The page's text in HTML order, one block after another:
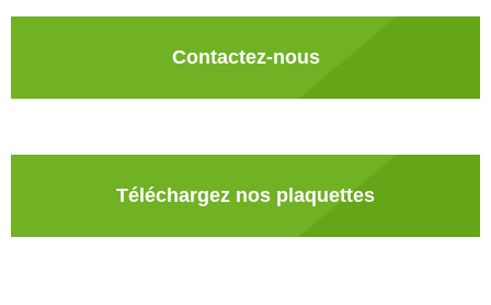
Contactez-nous
Téléchargez nos plaquettes